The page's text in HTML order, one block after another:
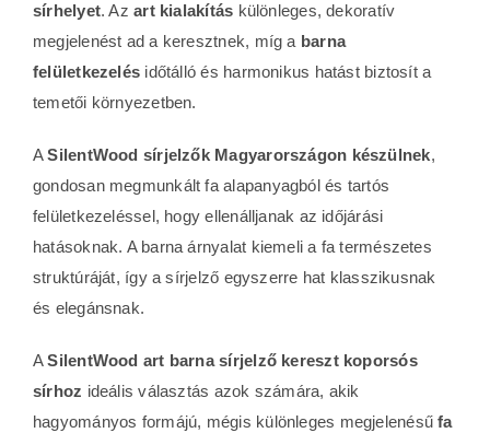
sírhelyet. Azart kialakítás különleges, dekoratív
megjelenést ad a keresztnek, míg a barna
felületkezelés időtálló és harmonikus hatást biztosít a
temetői környezetben.
ASilentWood sírjelzők Magyarországon készülnek,
gondosan megmunkált fa alapanyagból és tartós
felületkezeléssel, hogy ellenálljanak az időjárási
hatásoknak. A barna árnyalat kiemeli a fa természetes
struktúráját, így a sírjelző egyszerre hat klasszikusnak
és elegánsnak.
ASilentWood art barna sírjelző kereszt koporsós
sírhoz ideális választás azok számára, akik
hagyományos formájú, mégis különleges megjelenésűfa